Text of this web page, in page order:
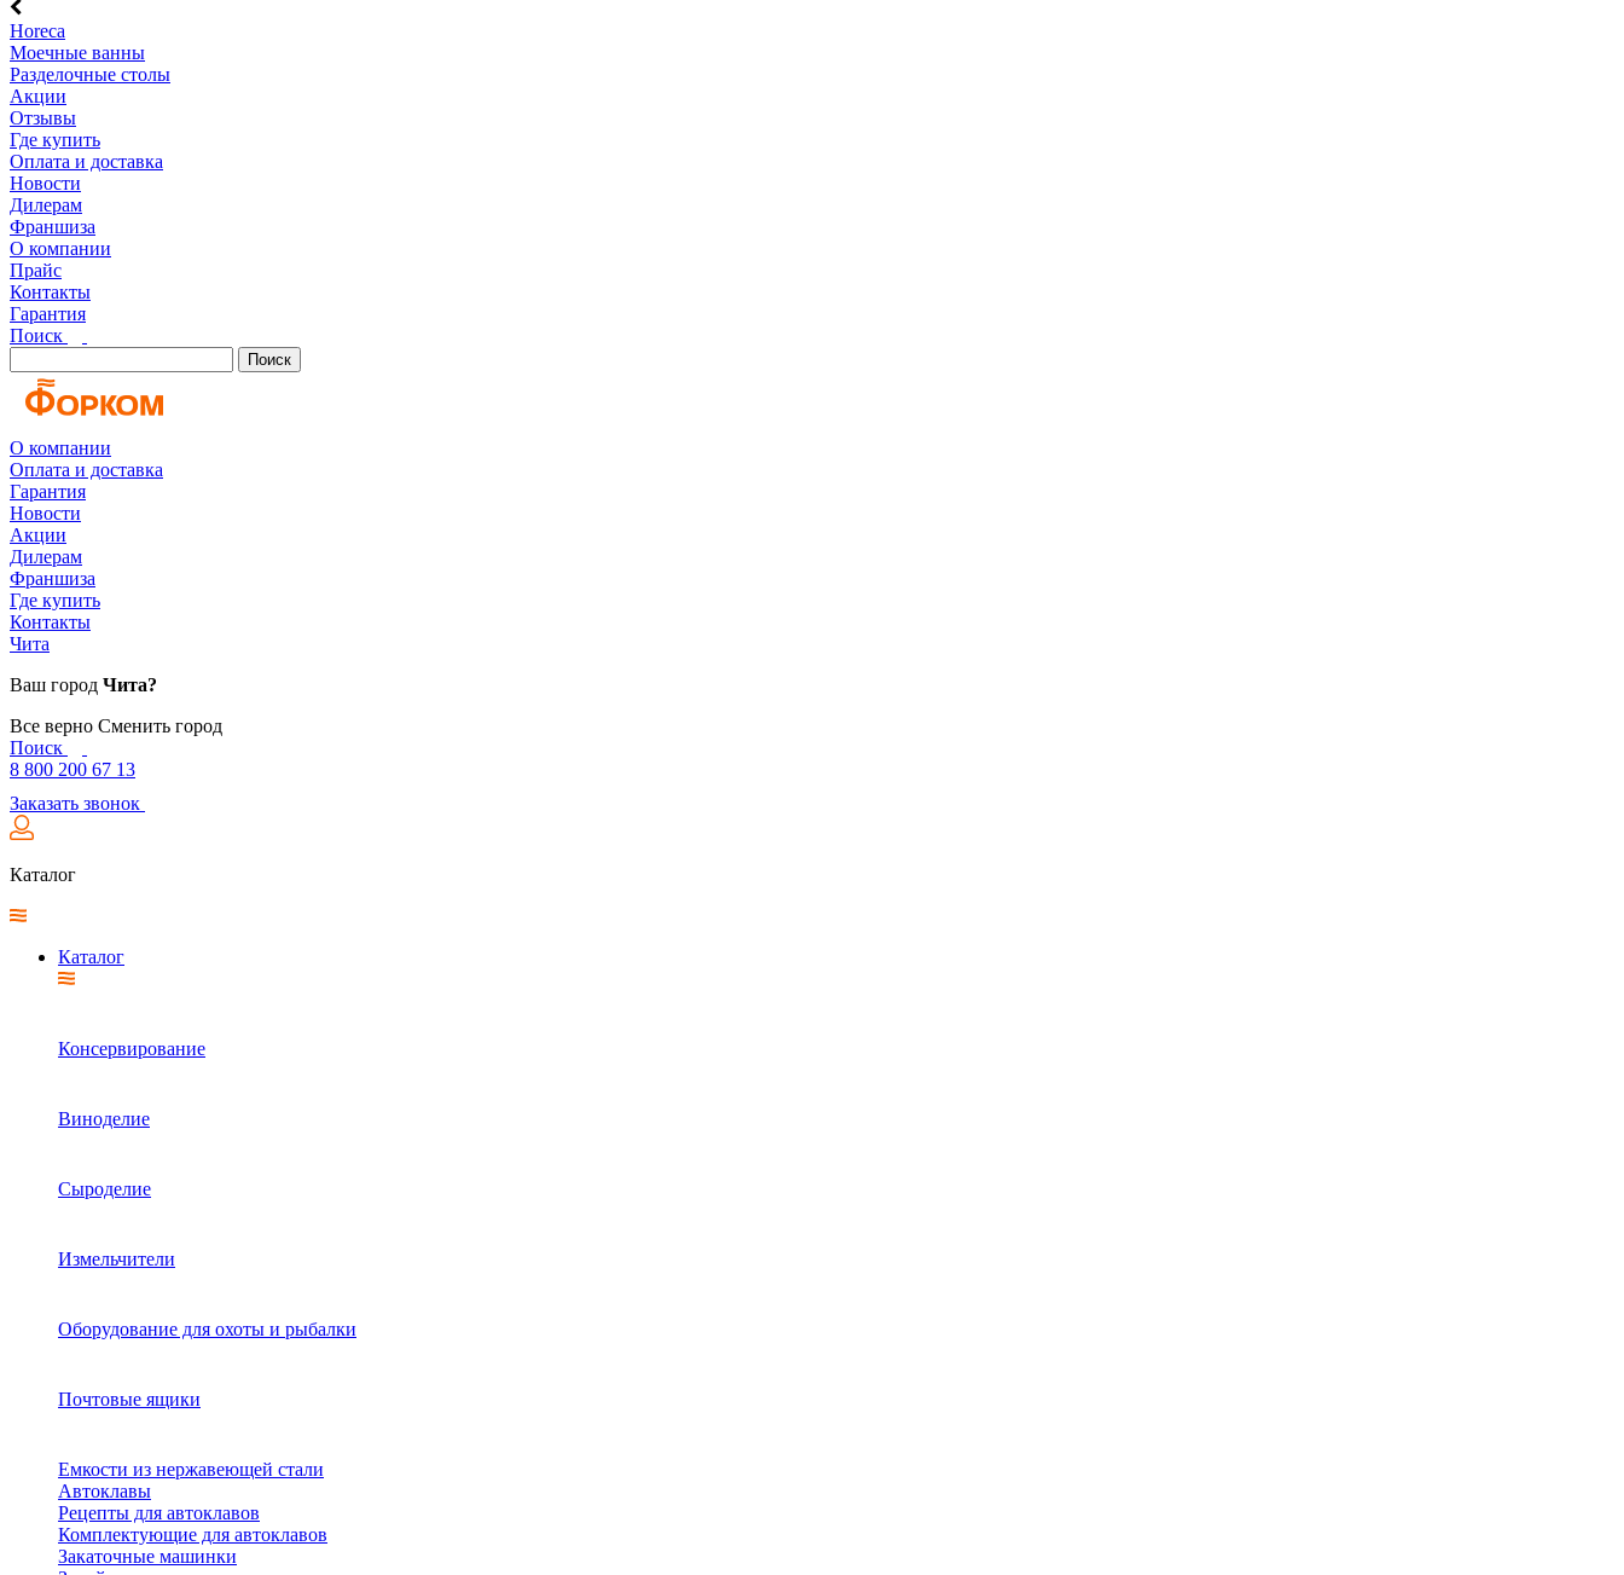
Horeca
Моечные ванны
Разделочные столы
Акции
Отзывы
Где купить
Оплата и доставка
Новости
Дилерам
Франшиза
О компании
Прайс
Контакты
Гарантия
Поиск
Поиск
О компании
Оплата и доставка
Гарантия
Новости
Акции
Дилерам
Франшиза
Где купить
Контакты
Чита
Ваш город Чита?
Все верно Сменить город
Поиск
8 800 200 67 13
Заказать звонок
Каталог
Каталог
Консервирование
Виноделие
Сыроделие
Измельчители
Оборудование для охоты и рыбалки
Почтовые ящики
Емкости из нержавеющей стали
Автоклавы
Рецепты для автоклавов
Комплектующие для автоклавов
Закаточные машинки